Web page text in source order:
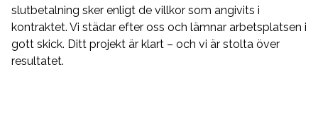
slutbetalning sker enligt de villkor som angivits i
kontraktet. Vi städar efter oss och lämnar arbetsplatsen i
gott skick. Ditt projekt är klart – och vi är stolta över
resultatet.